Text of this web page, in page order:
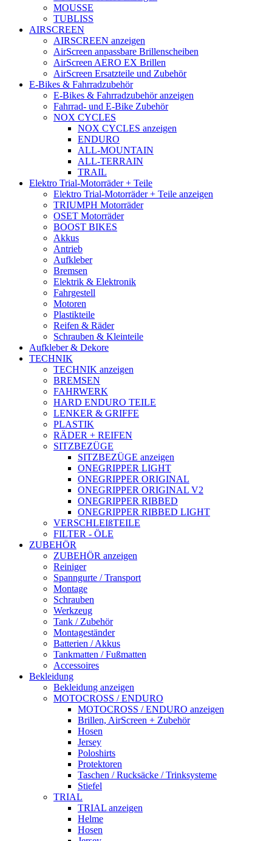
MOUSSE
TUBLISS
AIRSCREEN
AIRSCREEN anzeigen
AirScreen anpassbare Brillenscheiben
AirScreen AERO EX Brillen
AirScreen Ersatzteile und Zubehör
E-Bikes & Fahrradzubehör
E-Bikes & Fahrradzubehör anzeigen
Fahrrad- und E-Bike Zubehör
NOX CYCLES
NOX CYCLES anzeigen
ENDURO
ALL-MOUNTAIN
ALL-TERRAIN
TRAIL
Elektro Trial-Motorräder + Teile
Elektro Trial-Motorräder + Teile anzeigen
TRIUMPH Motorräder
OSET Motorräder
BOOST BIKES
Akkus
Antrieb
Aufkleber
Bremsen
Elektrik & Elektronik
Fahrgestell
Motoren
Plastikteile
Reifen & Räder
Schrauben & Kleinteile
Aufkleber & Dekore
TECHNIK
TECHNIK anzeigen
BREMSEN
FAHRWERK
HARD ENDURO TEILE
LENKER & GRIFFE
PLASTIK
RÄDER + REIFEN
SITZBEZÜGE
SITZBEZÜGE anzeigen
ONEGRIPPER LIGHT
ONEGRIPPER ORIGINAL
ONEGRIPPER ORIGINAL V2
ONEGRIPPER RIBBED
ONEGRIPPER RIBBED LIGHT
VERSCHLEIßTEILE
FILTER - ÖLE
ZUBEHÖR
ZUBEHÖR anzeigen
Reiniger
Spanngurte / Transport
Montage
Schrauben
Werkzeug
Tank / Zubehör
Montageständer
Batterien / Akkus
Tankmatten / Fußmatten
Accessoires
Bekleidung
Bekleidung anzeigen
MOTOCROSS / ENDURO
MOTOCROSS / ENDURO anzeigen
Brillen, AirScreen + Zubehör
Hosen
Jersey
Poloshirts
Protektoren
Taschen / Rucksäcke / Trinksysteme
Stiefel
TRIAL
TRIAL anzeigen
Helme
Hosen